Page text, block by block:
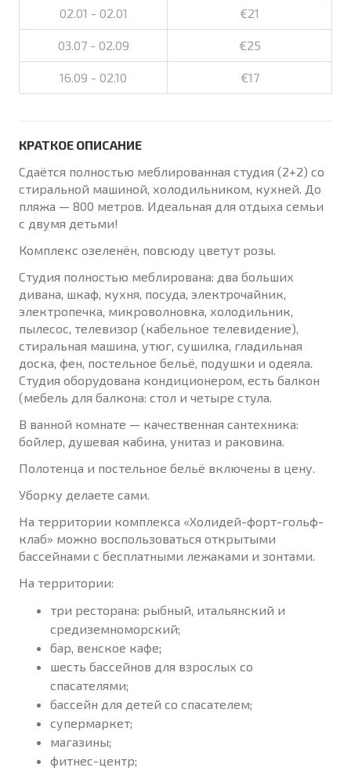
02.01 - 02.01 €21
03.07 - 02.09 €25
16.09 - 02.10 €17
КРАТКОЕ ОПИСАНИЕ
Сдаётся полностью меблированная студия (2+2) со
стиральной машиной, холодильником, кухней. До
пляжа — 800 метров. Идеальная для отдыха семьи
с двумя детьми!
Комплекс озеленён, повсюду цветут розы.
Студия полностью меблирована: два больших
дивана, шкаф, кухня, посуда, электрочайник,
электропечка, микроволновка, холодильник,
пылесос, телевизор (кабельное телевидение),
стиральная машина, утюг, сушилка, гладильная
доска, фен, постельное бельё, подушки и одеяла.
Студия оборудована кондиционером, есть балкон
(мебель для балкона: стол и четыре стула.
В ванной комнате — качественная сантехника:
бойлер, душевая кабина, унитаз и раковина.
Полотенца и постельное бельё включены в цену.
Уборку делаете сами.
На территории комплекса «Холидей-форт-гольф-
клаб» можно воспользоваться открытыми
бассейнами с бесплатными лежаками и зонтами.
На территории:
три ресторана: рыбный, итальянский и
средиземноморский;
бар, венское кафе;
шесть бассейнов для взрослых со
спасателями;
бассейн для детей со спасателем;
супермаркет;
магазины;
фитнес-центр;